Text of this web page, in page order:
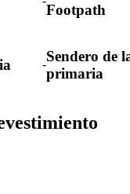
Footpath
-Sendero de
primaria